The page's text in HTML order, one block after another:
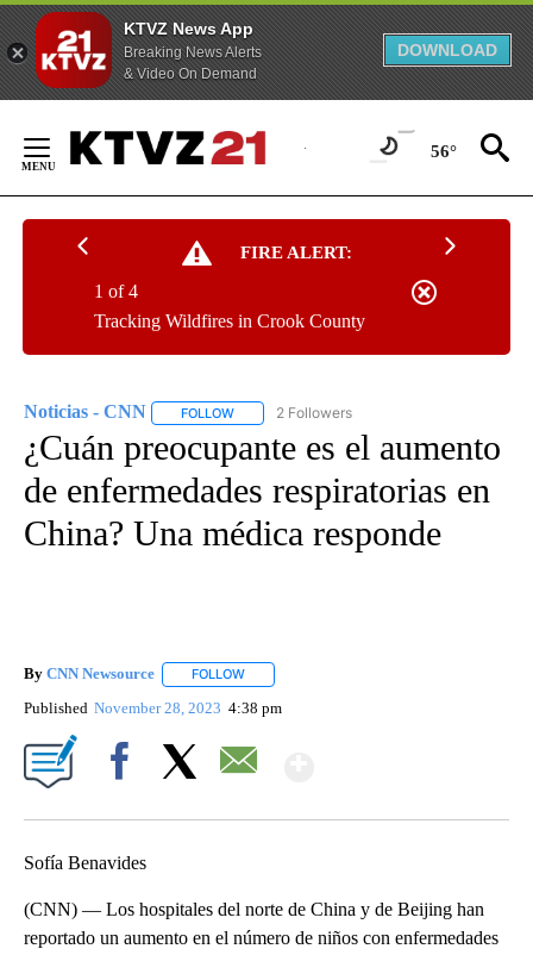
KTVZ News App
Breaking News Alerts
& Video On Demand
DOWNLOAD
Content
56°
FIRE ALERT:
Tracking Wildfires in Crook County
1 of 4
Noticias - CNN FOLLOW FOLLOW "NOTICIAS - CNN" TO RECEIVE
2 Followers
¿Cuán preocupante es el aumento
de enfermedades respiratorias en
China? Una médica responde
By CNN Newsource FOLLOW
Published November 28, 2023 4:38 pm
Sofía Benavides
(CNN) — Los hospitales del norte de China y de Beijing han
reportado un aumento en el número de niños con enfermedades